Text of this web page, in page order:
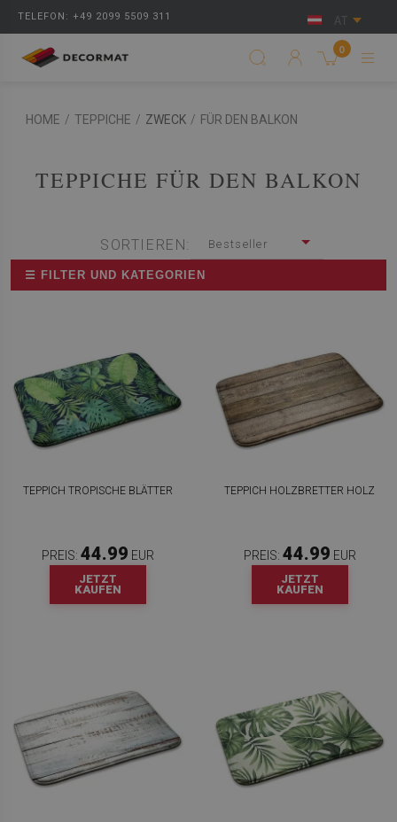
TELEFON: +49 2099 5509 311 AT
0
HOME / TEPPICHE / ZWECK / FÜR DEN BALKON
TEPPICHE FÜR DEN BALKON
SORTIEREN: Bestseller
☰ FILTER UND KATEGORIEN
TEPPICH TROPISCHE BLÄTTER
PREIS: 44.99 EUR
JETZT
KAUFEN
TEPPICH HOLZBRETTER HOLZ
PREIS: 44.99 EUR
JETZT
KAUFEN